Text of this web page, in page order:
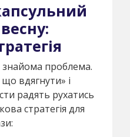
проблема.
вдягнути» і
радять рухатись
стратегія для